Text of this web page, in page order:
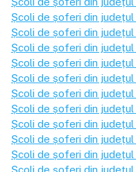
Școli de șoferi din județul
Școli de șoferi din județul
Școli de șoferi din județul
Școli de șoferi din județul
Școli de șoferi din județul
Școli de șoferi din județul
Școli de șoferi din județul
Școli de șoferi din județul
Școli de șoferi din județul
Școli de șoferi din județul
Școli de șoferi din județul